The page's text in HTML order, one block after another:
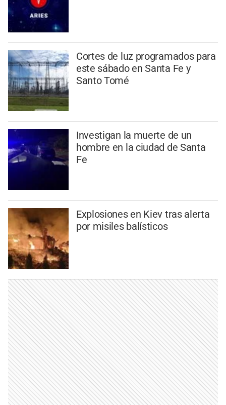
Cortes de luz programados para
este sábado en Santa Fe y
Santo Tomé
Investigan la muerte de un
hombre en la ciudad de Santa
Fe
Explosiones en Kiev tras alerta
por misiles balísticos